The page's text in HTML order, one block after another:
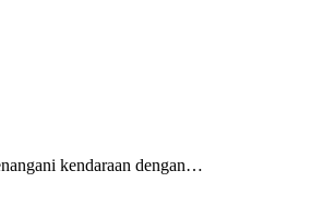
kendaraan dengan…